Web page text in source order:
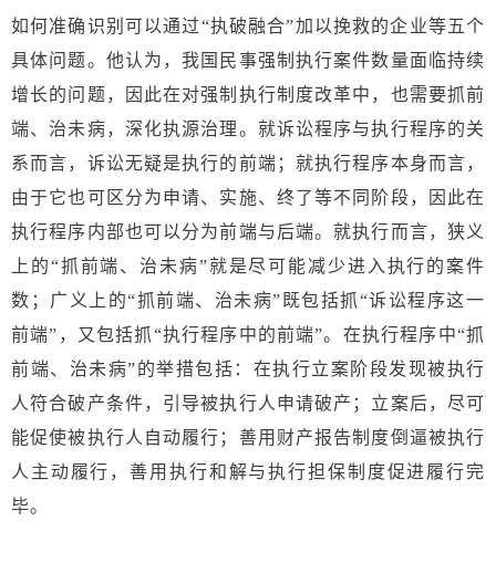
如何准确识别可以通过“执破融合”加以挽救的企业等五个
具体问题。他认为，我国民事强制执行案件数量面临持续
增长的问题，因此在对强制执行制度改革中，也需要抓前
端、治未病，深化执源治理。就诉讼程序与执行程序的关
系而言，诉讼无疑是执行的前端；就执行程序本身而言，
由于它也可区分为申请、实施、终了等不同阶段，因此在
执行程序内部也可以分为前端与后端。就执行而言，狭义
上的“抓前端、治未病”就是尽可能减少进入执行的案件
数；广义上的“抓前端、治未病”既包括抓“诉讼程序这一
前端”，又包括抓“执行程序中的前端”。在执行程序中“抓
前端、治未病”的举措包括：在执行立案阶段发现被执行
人符合破产条件，引导被执行人申请破产；立案后，尽可
能促使被执行人自动履行；善用财产报告制度倒逼被执行
人主动履行，善用执行和解与执行担保制度促进履行完
毕。